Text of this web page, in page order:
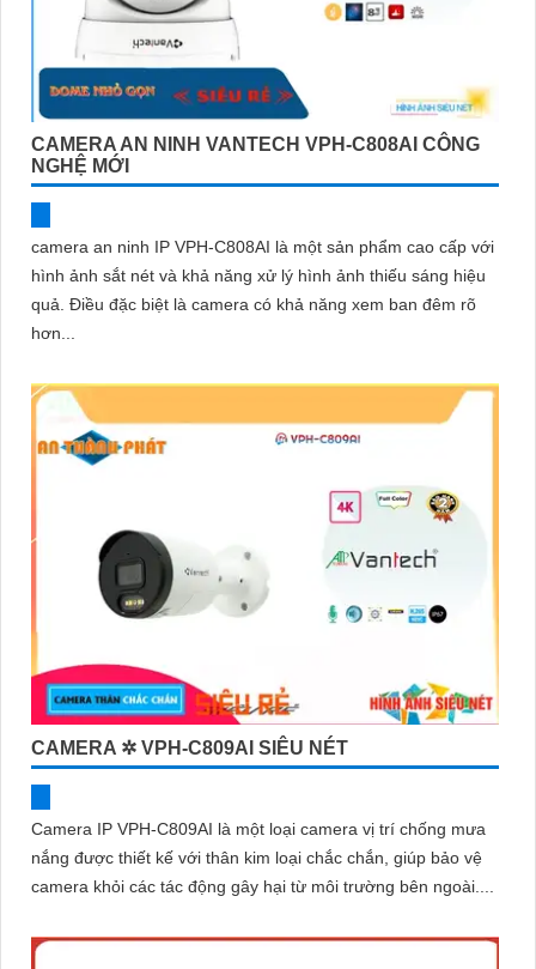
CAMERA AN NINH VANTECH VPH-C808AI CÔNG
NGHỆ MỚI
camera an ninh IP VPH-C808AI là một sản phẩm cao cấp với
hình ảnh sắt nét và khả năng xử lý hình ảnh thiếu sáng hiệu
quả. Điều đặc biệt là camera có khả năng xem ban đêm rõ
hơn...
CAMERA ✲ VPH-C809AI SIÊU NÉT
Camera IP VPH-C809AI là một loại camera vị trí chống mưa
nắng được thiết kế với thân kim loại chắc chắn, giúp bảo vệ
camera khỏi các tác động gây hại từ môi trường bên ngoài....